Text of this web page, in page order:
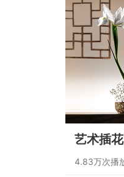
艺术插
4.83万次播